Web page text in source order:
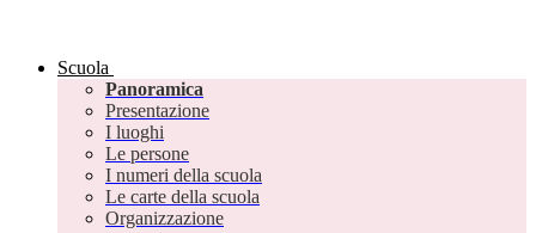
Scuola
Panoramica
Presentazione
I luoghi
Le persone
I numeri della scuola
Le carte della scuola
Organizzazione